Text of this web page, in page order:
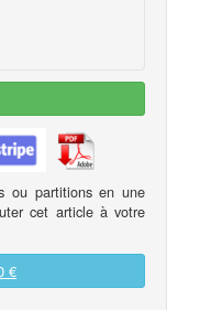
ou partitions en une
cet article à votre
€